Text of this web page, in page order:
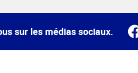
sur les médias sociaux.